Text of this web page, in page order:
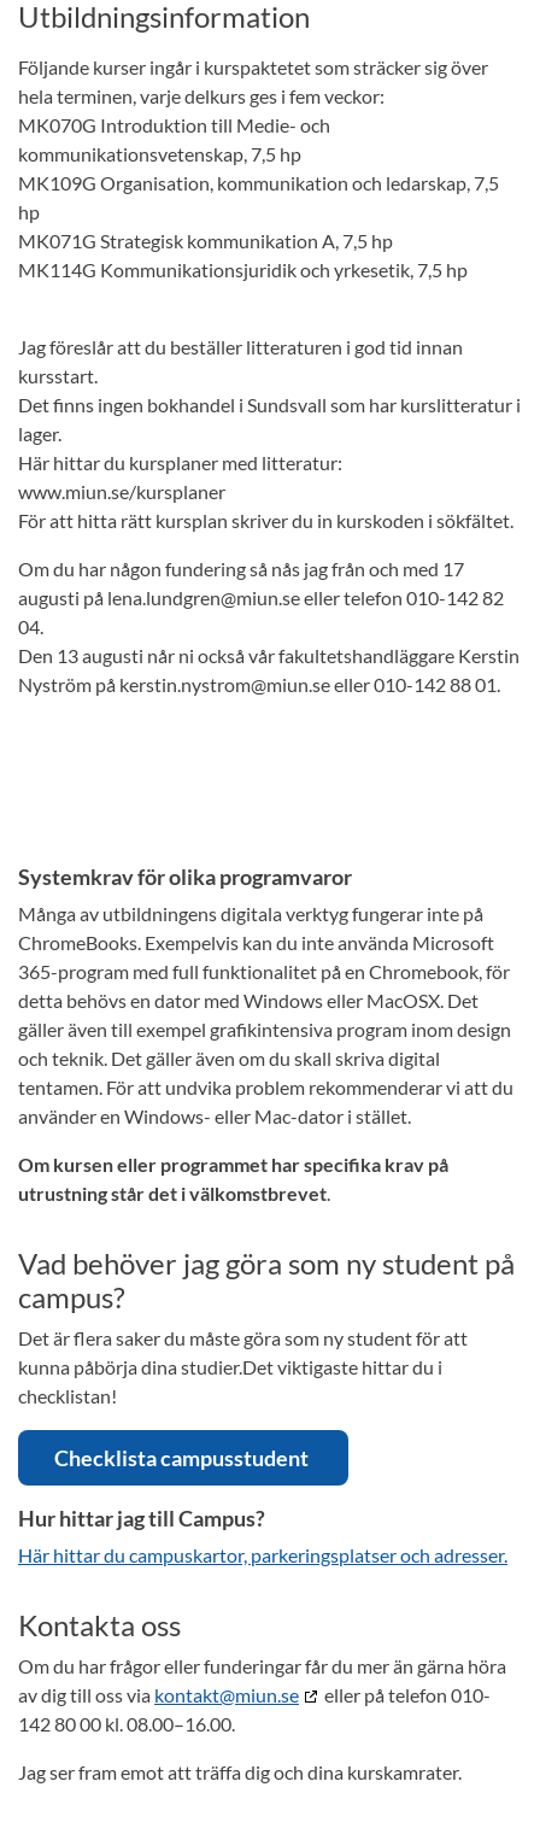
Utbildningsinformation
Följande kurser ingår i kurspaktetet som sträcker sig över
hela terminen, varje delkurs ges i fem veckor:
MK070G Introduktion till Medie- och
kommunikationsvetenskap, 7,5 hp
MK109G Organisation, kommunikation och ledarskap, 7,5
hp
MK071G Strategisk kommunikation A, 7,5 hp
MK114G Kommunikationsjuridik och yrkesetik, 7,5 hp
Jag föreslår att du beställer litteraturen i god tid innan
kursstart.
Det finns ingen bokhandel i Sundsvall som har kurslitteratur i
lager.
Här hittar du kursplaner med litteratur:
www.miun.se/kursplaner
För att hitta rätt kursplan skriver du in kurskoden i sökfältet.
Om du har någon fundering så nås jag från och med 17
augusti på lena.lundgren@miun.se eller telefon 010-142 82
04.
Den 13 augusti når ni också vår fakultetshandläggare Kerstin
Nyström på kerstin.nystrom@miun.se eller 010-142 88 01.
Systemkrav för olika programvaror
Många av utbildningens digitala verktyg fungerar inte på
ChromeBooks. Exempelvis kan du inte använda Microsoft
365-program med full funktionalitet på en Chromebook, för
detta behövs en dator med Windows eller MacOSX. Det
gäller även till exempel grafikintensiva program inom design
och teknik. Det gäller även om du skall skriva digital
tentamen. För att undvika problem rekommenderar vi att du
använder en Windows- eller Mac-dator i stället.
Om kursen eller programmet har specifika krav på
utrustning står det i välkomstbrevet.
Vad behöver jag göra som ny student på
campus?
Det är flera saker du måste göra som ny student för att
kunna påbörja dina studier.Det viktigaste hittar du i
checklistan!
Checklista campusstudent
Hur hittar jag till Campus?
Här hittar du campuskartor, parkeringsplatser och adresser.
Kontakta oss
Om du har frågor eller funderingar får du mer än gärna höra
av dig till oss via kontakt@miun.se
eller på telefon 010-
142 80 00 kl. 08.00–16.00.
Jag ser fram emot att träffa dig och dina kurskamrater.